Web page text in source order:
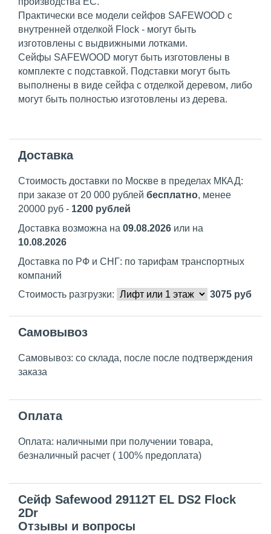
Практически все модели сейфов SAFEWOOD с
внутренней отделкой Flock - могут быть
изготовлены с выдвижными лотками.
Cейфы SAFEWOOD могут быть изготовлены в
комплекте с подставкой. Подставки могут быть
выполнены в виде сейфа с отделкой деревом, либо
могут быть полностью изготовлены из дерева.
Доставка
Стоимость доставки по Москве в пределах МКАД:
при заказе от 20 000 рублей бесплатно, менее
20000 руб - 1200 рублей
Доставка возможна на 09.08.2026 или на
10.08.2026
Доставка по РФ и СНГ: по тарифам транспортных
компаний
Стоимость разгрузки:
3075 руб
Самовывоз
Самовывоз: со склада, после после подтверждения
заказа
Оплата
Оплата: наличными при получении товара,
безналичный расчет ( 100% предоплата)
Сейф Safewood 29112T EL DS2 Flock
2Dr
Отзывы и вопросы